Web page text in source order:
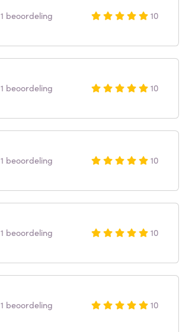
1 beoordeling 10
1 beoordeling 10
1 beoordeling 10
1 beoordeling 10
1 beoordeling 10